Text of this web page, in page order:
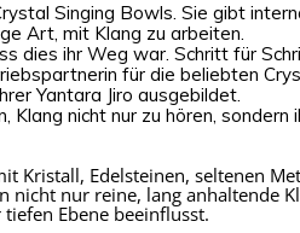
Singing Bowls. Sie gibt
Art, mit Klang zu arbeiten.
ihr Weg war. Schritt für
für die beliebten
Yantara Jiro ausgebildet.
nicht nur zu hören, sondern
Kristall, Edelsteinen, seltenen
nur reine, lang anhaltende
Ebene beeinflusst.